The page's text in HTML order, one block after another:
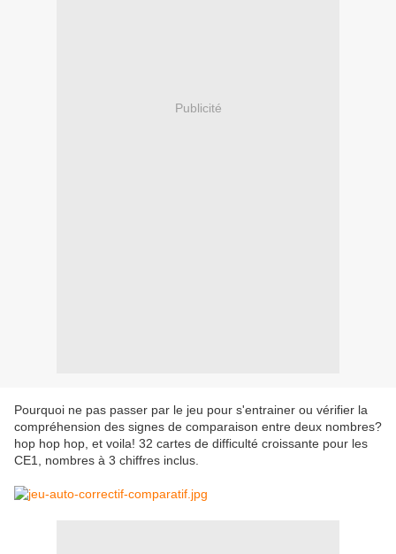
Publicité
Pourquoi ne pas passer par le jeu pour s'entrainer ou vérifier la
compréhension des signes de comparaison entre deux nombres?
hop hop hop, et voila! 32 cartes de difficulté croissante pour les
CE1, nombres à 3 chiffres inclus.